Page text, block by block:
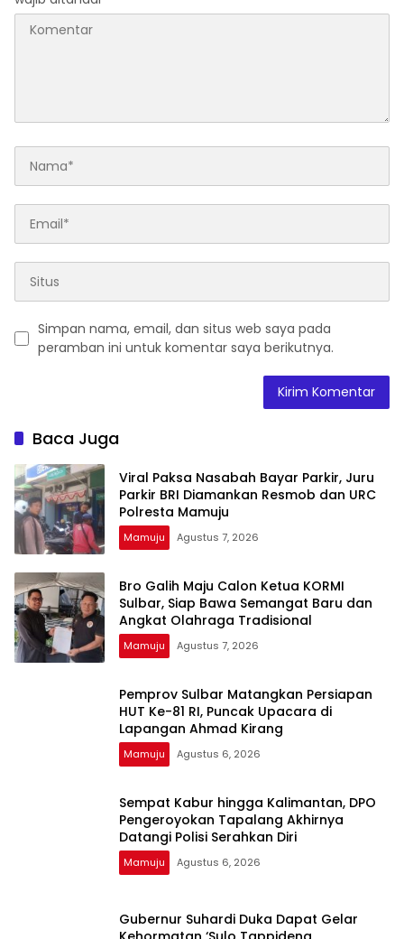
Simpan nama, email, dan situs web saya pada
peramban ini untuk komentar saya berikutnya.
Baca Juga
Viral Paksa Nasabah Bayar Parkir, Juru
Parkir BRI Diamankan Resmob dan URC
Polresta Mamuju
Mamuju Agustus 7, 2026
Bro Galih Maju Calon Ketua KORMI
Sulbar, Siap Bawa Semangat Baru dan
Angkat Olahraga Tradisional
Mamuju Agustus 7, 2026
Pemprov Sulbar Matangkan Persiapan
HUT Ke-81 RI, Puncak Upacara di
Lapangan Ahmad Kirang
Mamuju Agustus 6, 2026
Sempat Kabur hingga Kalimantan, DPO
Pengeroyokan Tapalang Akhirnya
Datangi Polisi Serahkan Diri
Mamuju Agustus 6, 2026
Gubernur Suhardi Duka Dapat Gelar